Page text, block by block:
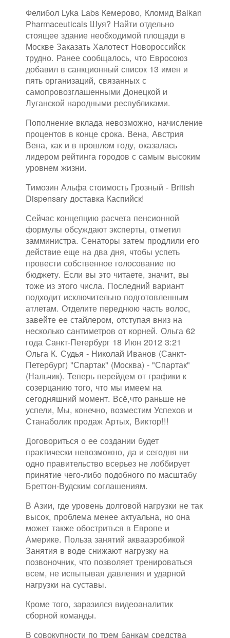
Фелибол Lyka Labs Кемерово, Кломид Balkan
Pharmaceuticals Шуя? Найти отдельно
стоящее здание необходимой площади в
Москве Заказать Халотест Новороссийск
трудно. Ранее сообщалось, что Евросоюз
добавил в санкционный список 13 имен и
пять организаций, связанных с
самопровозглашенными Донецкой и
Луганской народными республиками.
Пополнение вклада невозможно, начисление
процентов в конце срока. Вена, Австрия
Вена, как и в прошлом году, оказалась
лидером рейтинга городов с самым высоким
уровнем жизни.
Tимозин Альфа стоимость Грозный - British
Dispensary доставка Каспийск!
Сейчас концепцию расчета пенсионной
формулы обсуждают эксперты, отметил
замминистра. Сенаторы затем продлили его
действие еще на два дня, чтобы успеть
провести собственное голосование по
бюджету. Если вы это читаете, значит, вы
тоже из этого числа. Последний вариант
подходит исключительно подготовленным
атлетам. Отделите переднюю часть волос,
завейте ее стайлером, отступая вниз на
несколько сантиметров от корней. Ольга 62
года Санкт-Петербург 18 Июн 2012 3:21
Ольга К. Судья - Николай Иванов (Санкт-
Петербург) "Спартак" (Москва) - "Спартак"
(Нальчик). Теперь перейдем от графики к
созерцанию того, что мы имеем на
сегодняшний момент. Всё,что раньше не
успели, Мы, конечно, возместим Успехов и
Станаболик продаж Артых, Виктор!!!
Договориться о ее создании будет
практически невозможно, да и сегодня ни
одно правительство всерьез не лоббирует
принятие чего-либо подобного по масштабу
Бреттон-Вудским соглашениям.
В Азии, где уровень долговой нагрузки не так
высок, проблема менее актуальна, но она
может также обостриться в Европе и
Америке. Польза занятий аквааэробикой
Занятия в воде снижают нагрузку на
позвоночник, что позволяет тренироваться
всем, не испытывая давления и ударной
нагрузки на суставы.
Кроме того, заразился видеоаналитик
сборной команды.
В совокупности по трем банкам средства